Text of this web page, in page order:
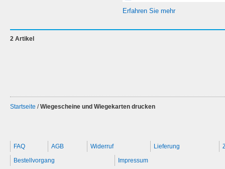
Erfahren Sie mehr
2 Artikel
Startseite /Wiegescheine und Wiegekarten drucken
FAQ AGB Widerruf Lieferung
Bestellvorgang
Impressum